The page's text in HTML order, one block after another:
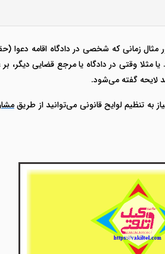
مثال زمانی که شخصی در دادگاه اقامه
یا مثلا وقتی در دادگاه یا مرجع قضایی
لایحه گفته می‌شود.
به تنظیم لوایح قانونی می‌توانید از طریق